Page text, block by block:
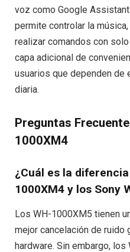
voz como Google
permite controlar la
realizar comandos con
capa adicional de
usuarios que dependen
diaria.
Preguntas
1000XM4
¿Cuál es la
1000XM4 y los Sony
Los WH-1000XM5 tienen
mejor cancelación de ruido
hardware. Sin embargo,